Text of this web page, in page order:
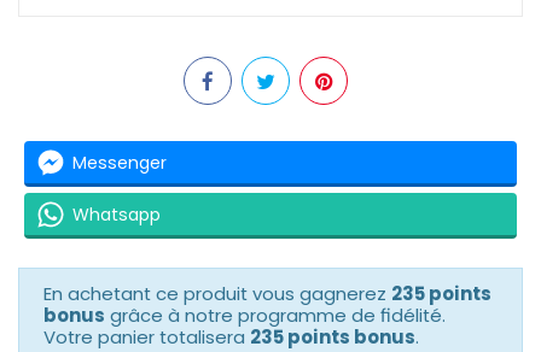
Messenger
Whatsapp
En achetant ce produit vous gagnerez 235 points
bonus grâce à notre programme de fidélité.
Votre panier totalisera 235 points bonus.